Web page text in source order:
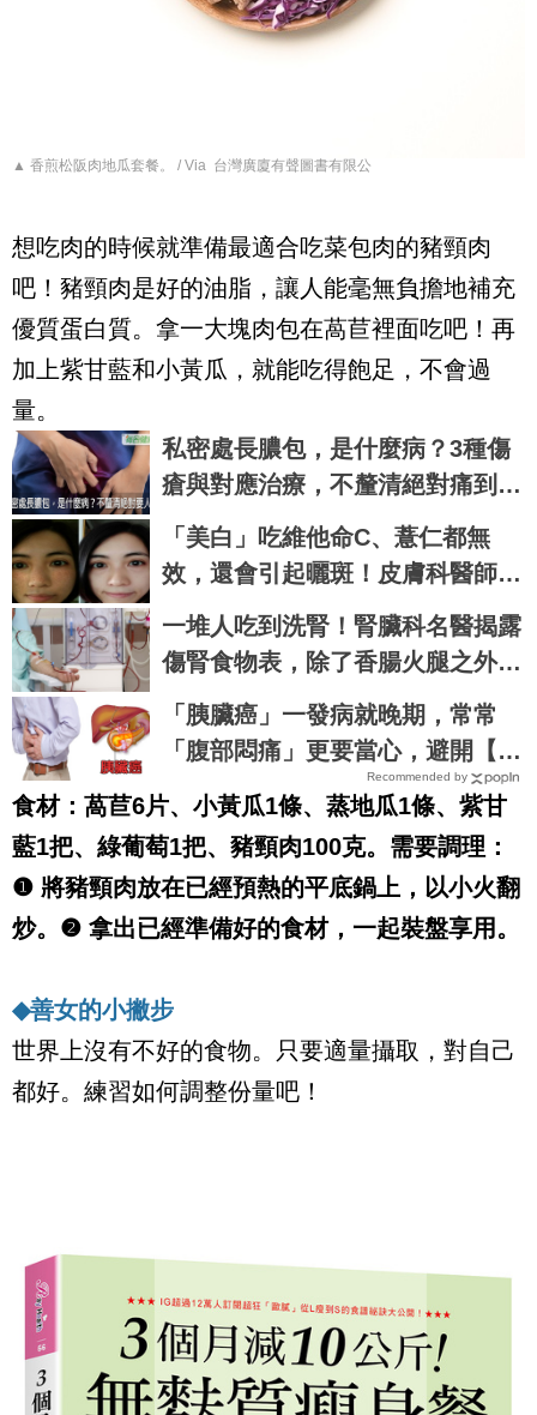
▲ 香煎松阪肉地瓜套餐。 / Via 台灣廣廈有聲圖書有限公
想吃肉的時候就準備最適合吃菜包肉的豬頸肉
吧！豬頸肉是好的油脂，讓人能毫無負擔地補充
優質蛋白質。拿一大塊肉包在萵苣裡面吃吧！再
加上紫甘藍和小黃瓜，就能吃得飽足，不會過
量。
私密處長膿包，是什麼病？3種傷
瘡與對應治療，不釐清絕對痛到要
人命｜每日健康 Health
「美白」吃維他命C、薏仁都無
效，還會引起曬斑！皮膚科醫師：
做好「2件事」最能變白｜每日健
康 Health
一堆人吃到洗腎！腎臟科名醫揭露
傷腎食物表，除了香腸火腿之外，
這7種也在屠殺腎臟健康｜每日健
康 Health
「胰臟癌」一發病就晚期，常常
「腹部悶痛」更要當心，避開【七
大風險因子】守護胰臟健康 ｜每
日健康Health
Recommended by
食材：萵苣6片、小黃瓜1條、蒸地瓜1條、紫甘
藍1把、綠葡萄1把、豬頸肉100克。需要調理：
❶ 將豬頸肉放在已經預熱的平底鍋上，以小火翻
炒。 ❷ 拿出已經準備好的食材，一起裝盤享用。
◆善女的小撇步
世界上沒有不好的食物。只要適量攝取，對自己
都好。練習如何調整份量吧！